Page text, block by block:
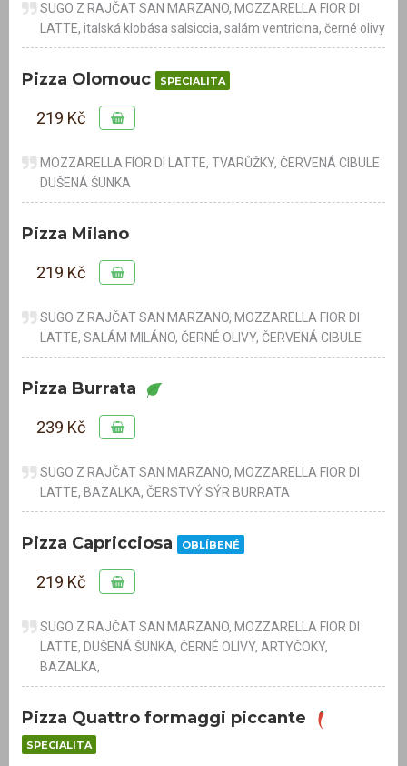
SUGO Z RAJČAT SAN MARZANO, MOZZARELLA FIOR DI
LATTE, italská klobása salsiccia, salám ventricina, černé olivy
Pizza Olomouc SPECIALITA
219 Kč
MOZZARELLA FIOR DI LATTE, TVARŮŽKY, ČERVENÁ CIBULE
DUŠENÁ ŠUNKA
Pizza Milano
219 Kč
SUGO Z RAJČAT SAN MARZANO, MOZZARELLA FIOR DI
LATTE, SALÁM MILÁNO, ČERNÉ OLIVY, ČERVENÁ CIBULE
Pizza Burrata
239 Kč
SUGO Z RAJČAT SAN MARZANO, MOZZARELLA FIOR DI
LATTE, BAZALKA, ČERSTVÝ SÝR BURRATA
Pizza Capricciosa OBLÍBENÉ
219 Kč
SUGO Z RAJČAT SAN MARZANO, MOZZARELLA FIOR DI
LATTE, DUŠENÁ ŠUNKA, ČERNÉ OLIVY, ARTYČOKY,
BAZALKA,
Pizza Quattro formaggi piccante
SPECIALITA